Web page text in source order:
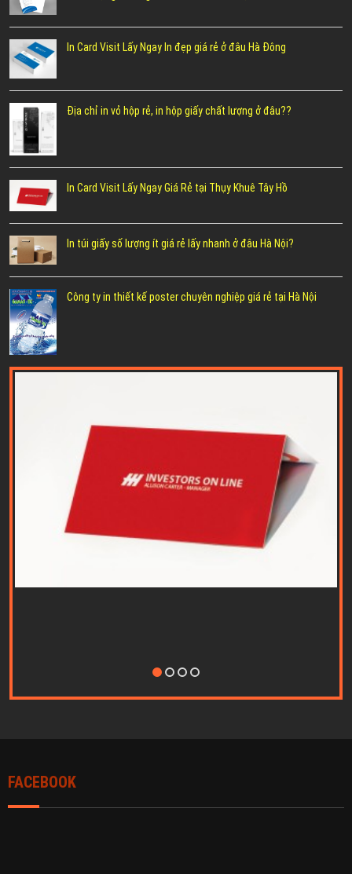
In Card Visit Lấy Ngay In đẹp giá rẻ ở đâu Hà Đông
Địa chỉ in vỏ hộp rẻ, in hộp giấy chất lượng ở đâu??
In Card Visit Lấy Ngay Giá Rẻ tại Thụy Khuê Tây Hồ
In túi giấy số lượng ít giá rẻ lấy nhanh ở đâu Hà Nội?
Công ty in thiết kế poster chuyên nghiệp giá rẻ tại Hà Nội
FACEBOOK